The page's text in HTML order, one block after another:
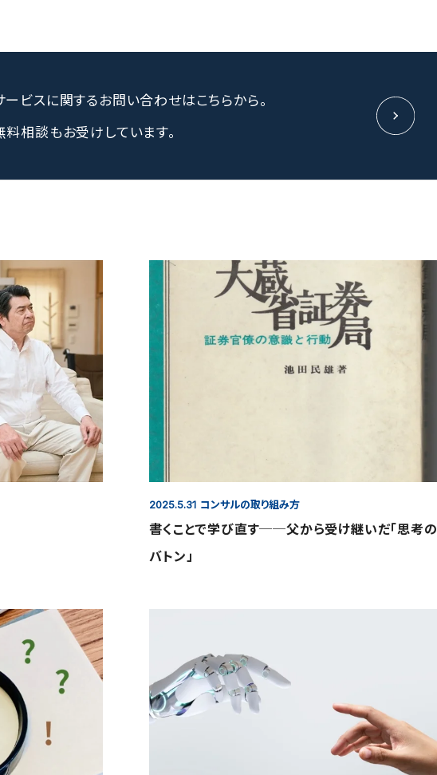
ービスに関するお問い合わせはこちらから。
料相談もお受けしています。
2025.5.31 コンサルの取り組み方
書くことで学び直す──父から受け継いだ「思考の
バトン」